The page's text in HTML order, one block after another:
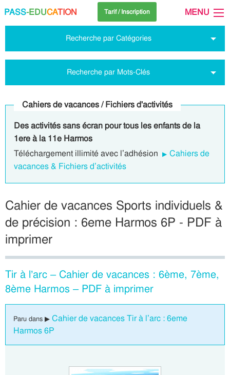
PASS-EDUCATION Tarif / Inscription MENU
Recherche par Catégories
Recherche par Mots-Clés
Cahiers de vacances / Fichiers d'activités
Des activités sans écran pour tous les enfants de la
1ere à la 11e Harmos
Téléchargement illimité avec l’adhésion
Cahiers de
vacances & Fichiers d’activités
Cahier de vacances Sports individuels &
de précision : 6eme Harmos 6P - PDF à
imprimer
Tir à l’arc – Cahier de vacances : 6ème, 7ème,
8ème Harmos – PDF à imprimer
Paru dans ▶ Cahier de vacances Tir à l’arc : 6eme
Harmos 6P